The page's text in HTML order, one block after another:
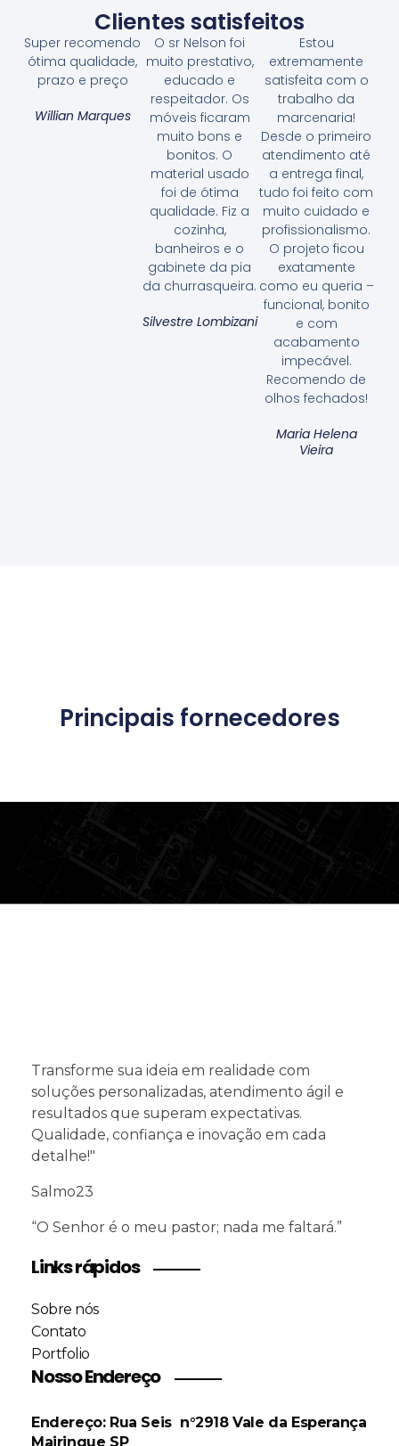
Clientes satisfeitos
Super recomendo
ótima qualidade,
prazo e preço
Willian Marques
O sr Nelson foi
muito prestativo,
educado e
respeitador. Os
móveis ficaram
muito bons e
bonitos. O
material usado
foi de ótima
qualidade. Fiz a
cozinha,
banheiros e o
gabinete da pia
da churrasqueira.
Silvestre Lombizani
Estou
extremamente
satisfeita com o
trabalho da
marcenaria!
Desde o primeiro
atendimento até
a entrega final,
tudo foi feito com
muito cuidado e
profissionalismo.
O projeto ficou
exatamente
como eu queria –
funcional, bonito
e com
acabamento
impecável.
Recomendo de
olhos fechados!
Maria Helena
Vieira
Principais fornecedores
Transforme sua ideia em realidade com
soluções personalizadas, atendimento ágil e
resultados que superam expectativas.
Qualidade, confiança e inovação em cada
detalhe!"
Salmo23
“O Senhor é o meu pastor; nada me faltará.”
Links rápidos
Sobre nós
Contato
Portfolio
Nosso Endereço
Endereço: Rua Seis n°2918Vale da Esperança
Mairinque SP